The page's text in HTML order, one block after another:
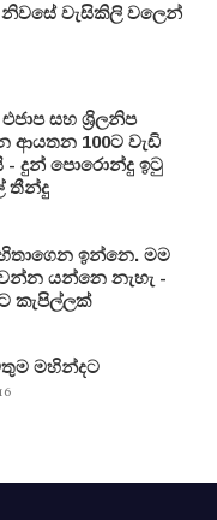
වැසිකිලි වලෙන්
සහ ශ්‍රිලනිප
ආයතන 100ට වැඩි
- දුන් පොරොන්දු ඉටු
තීන්දු
ඉන්නෙ. මම
යන්නෙ නැහැ -
කැපිල්ලක්
මහින්දට